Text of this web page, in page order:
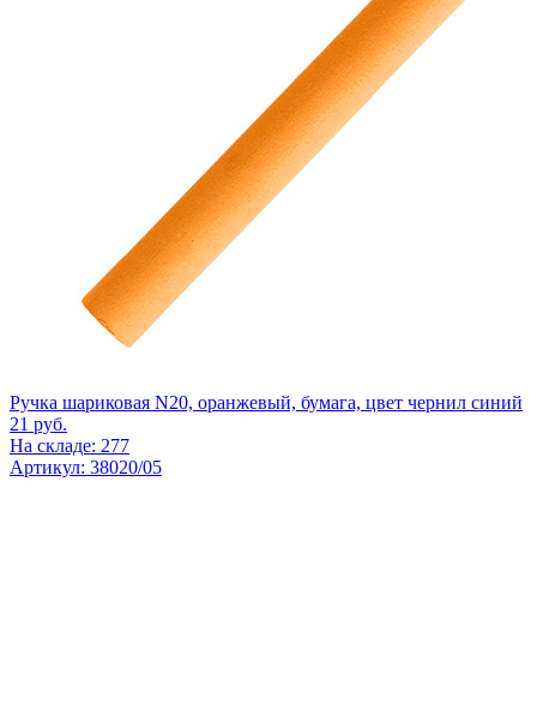
Ручка шариковая N20, оранжевый, бумага, цвет чернил синий
21 руб.
На складе: 277
Артикул: 38020/05